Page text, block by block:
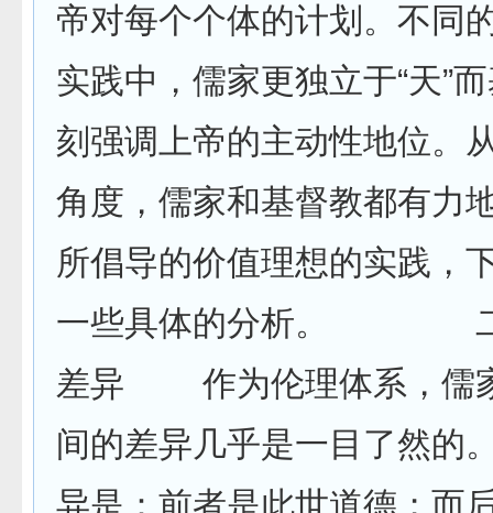
帝对每个个体的计划。不同
实践中，儒家更独立于“天”
刻强调上帝的主动性地位。
角度，儒家和基督教都有力
所倡导的价值理想的实践，
一些具体的分析。 二
差异 作为伦理体系，儒
间的差异几乎是一目了然的
异是：前者是此世道德；而